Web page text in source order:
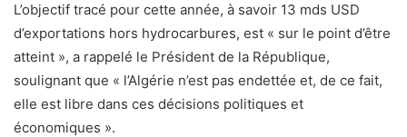
L’objectif tracé pour cette année, à savoir 13 mds USD
d’exportations hors hydrocarbures, est « sur le point d’être
atteint », a rappelé le Président de la République,
soulignant que « l’Algérie n’est pas endettée et, de ce fait,
elle est libre dans ces décisions politiques et
économiques ».